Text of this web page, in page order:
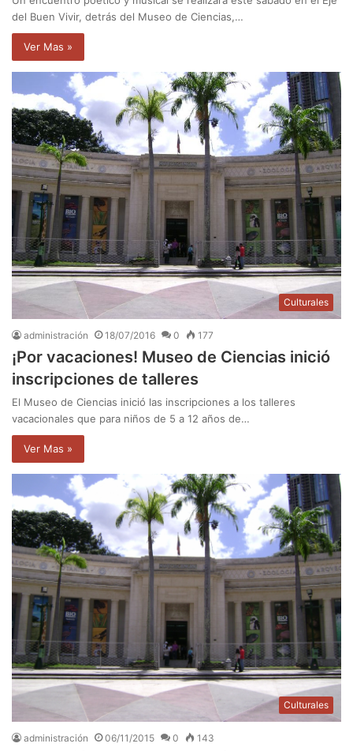
del Buen Vivir, detrás del Museo de Ciencias,…
Ver Mas »
Culturales
administración 18/07/2016 0 177
¡Por vacaciones! Museo de Ciencias inició
inscripciones de talleres
El Museo de Ciencias inició las inscripciones a los talleres
vacacionales que para niños de 5 a 12 años de…
Ver Mas »
Culturales
administración 06/11/2015 0 143